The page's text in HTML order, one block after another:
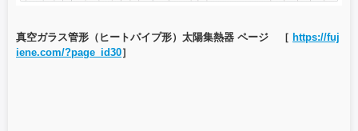
真空ガラス管形（ヒートパイプ形）太陽集熱器 ページ ［ https://fuj
iene.com/?page_id30］